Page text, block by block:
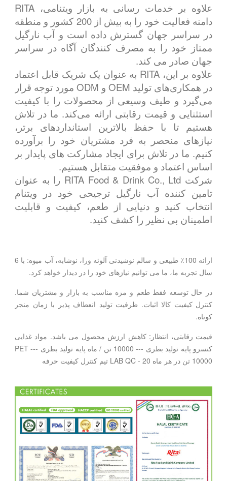
علاوه بر خدمات رسانی به بازار ویتنامی، RITA
دامنه فعالیت خود را به بیش از 200 کشور و منطقه
در سراسر جهان گسترش داده است و آب نارگیل
ممتاز خود را به مصرف کنندگان آگاه در سراسر
جهان صادر می کند.
علاوه بر این، RITA به عنوان یک شریک قابل اعتماد
در همکاری‌های تولید OEM و ODM مورد توجه قرار
می‌گیرد و طیف وسیعی از محصولات را با کیفیت
استثنایی و قیمت رقابتی ارائه می‌کند. ما در تلاش
هستیم تا با حفظ بالاترین استانداردهای برتر،
نیازهای منحصر به فرد مشتریان خود را برآورده
کنیم. ما در تلاش برای ایجاد مشارکت های پایدار بر
اساس اعتماد و موفقیت متقابل هستیم.
شرکت RITA Food & Drink Co., Ltd را به عنوان
تامین کننده آب نارگیل ترجیحی خود در ویتنام
انتخاب کنید و دنیایی از طعم، کیفیت و قابلیت
اطمینان بی نظیر را کشف کنید.
ارائه 100٪ طبیعی و سالم نوشیدنی آلوئه ورا، نوشابه، آب میوه: با 6
سال تجربه ما، ما می توانیم نیازهای خود را در دیدار خواهد کرد.
در حال توسعه فقط طعم و مزه مناسب به بازار و مشتریان شما.
کنترل کیفیت کالا اثبات. ظرفیت تولید انعطاف پذیر با زمان منجر
کوتاه.
قیمت رقابتی، انتظار: کاهش ارزش محصول می باشد. مواد غذایی
کنسرو پایه تولید بطری --- 10000 تن / ماه پایه تولید بطری PET ---
10000 تن در هر ماه LAB QC - 20 تیم کنترل کیفیت حرفه